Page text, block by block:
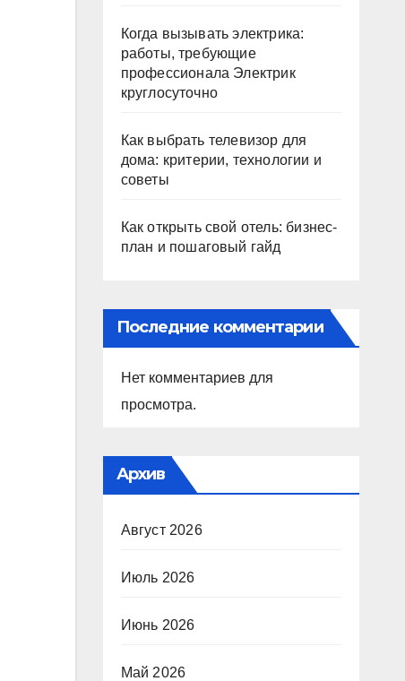
Когда вызывать электрика:
работы, требующие
профессионала Электрик
круглосуточно
Как выбрать телевизор для
дома: критерии, технологии и
советы
Как открыть свой отель: бизнес-
план и пошаговый гайд
Последние комментарии
Нет комментариев для
просмотра.
Архив
Август 2026
Июль 2026
Июнь 2026
Май 2026